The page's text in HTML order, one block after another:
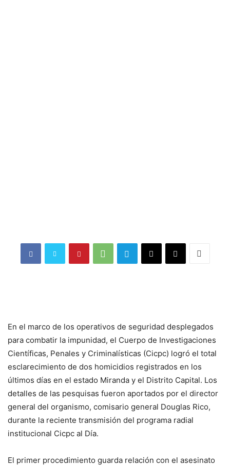
En el marco de los operativos de seguridad desplegados
para combatir la impunidad, el Cuerpo de Investigaciones
Científicas, Penales y Criminalísticas (Cicpc) logró el total
esclarecimiento de dos homicidios registrados en los
últimos días en el estado Miranda y el Distrito Capital. Los
detalles de las pesquisas fueron aportados por el director
general del organismo, comisario general Douglas Rico,
durante la reciente transmisión del programa radial
institucional Cicpc al Día.
El primer procedimiento guarda relación con el asesinato